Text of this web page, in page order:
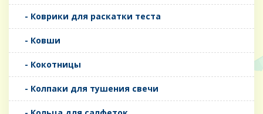
- Коврики для раскатки теста
- Ковши
- Кокотницы
- Колпаки для тушения свечи